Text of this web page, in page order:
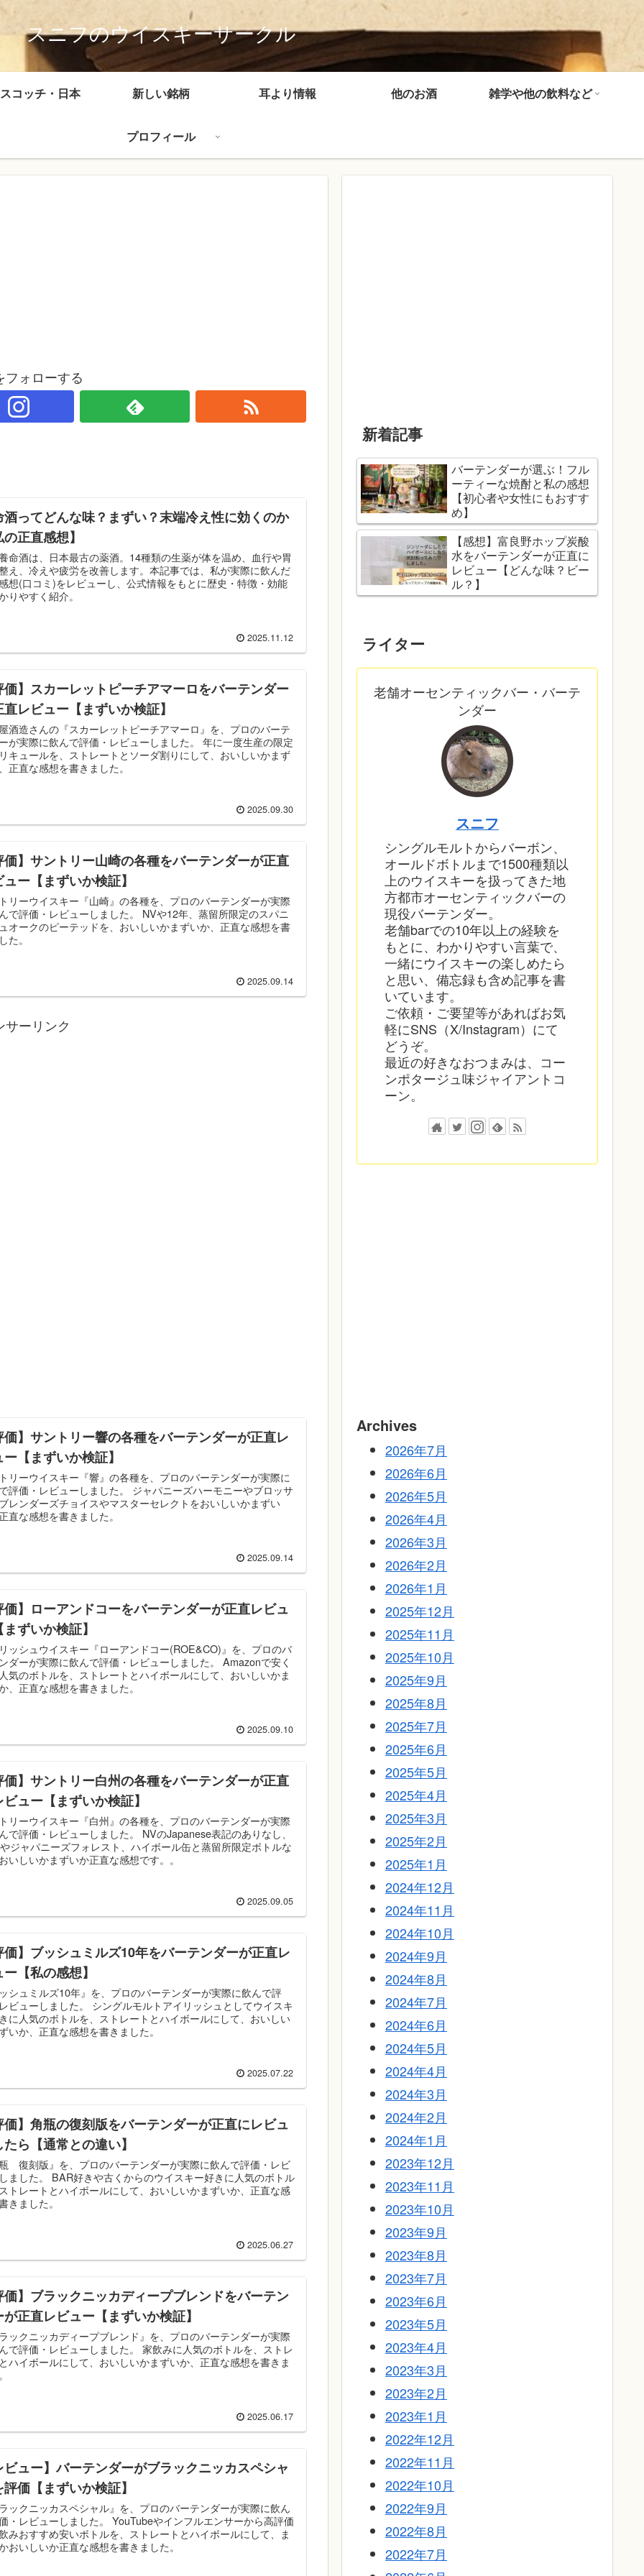
スニフのウイスキーサークル
コッチ・日本 新しい銘柄 耳より情報 他のお酒 雑学や他の飲料など
プロフィール
フォローする
酒ってどんな味？まずい？末端冷え性に効くのか
正直感想】
命酒は、日本最古の薬酒。14種類の生薬が体を温め、血行や胃
え、冷えや疲労を改善します。本記事では、私が実際に飲んだ
想(口コミ)をレビューし、公式情報をもとに歴史・特徴・効能
りやすく紹介。
2025.11.12
価】スカーレットピーチアマーロをバーテンダー
レビュー【まずいか検証】
酒造さんの『スカーレットピーチアマーロ』を、プロのバーテ
が実際に飲んで評価・レビューしました。 年に一度生産の限定
キュールを、ストレートとソーダ割りにして、おいしいかまず
正直な感想を書きました。
2025.09.30
価】サントリー山崎の各種をバーテンダーが正直
ー【まずいか検証】
リーウイスキー『山崎』の各種を、プロのバーテンダーが実際
で評価・レビューしました。 NVや12年、蒸留所限定のスパニ
オークのピーテッドを、おいしいかまずいか、正直な感想を書
た。
2025.09.14
サーリンク
価】サントリー響の各種をバーテンダーが正直レ
【まずいか検証】
リーウイスキー『響』の各種を、プロのバーテンダーが実際に
評価・レビューしました。 ジャパニーズハーモニーやブロッサ
レンダーズチョイスやマスターセレクトをおいしいかまずい
直な感想を書きました。
2025.09.14
価】ローアンドコーをバーテンダーが正直レビュ
ずいか検証】
ッシュウイスキー『ローアンドコー(ROE&CO)』を、プロのバ
ダーが実際に飲んで評価・レビューしました。 Amazonで安く
気のボトルを、ストレートとハイボールにして、おいしいかま
、正直な感想を書きました。
2025.09.10
価】サントリー白州の各種をバーテンダーが正直
ュー【まずいか検証】
リーウイスキー『白州』の各種を、プロのバーテンダーが実際
で評価・レビューしました。 NVのJapanese表記のありなし、
ジャパニーズフォレスト、ハイボール缶と蒸留所限定ボトルな
いしいかまずいか正直な感想です。。
2025.09.05
価】ブッシュミルズ10年をバーテンダーが正直レ
【私の感想】
シュミルズ10年』を、プロのバーテンダーが実際に飲んで評
ビューしました。 シングルモルトアイリッシュとしてウイスキ
に人気のボトルを、ストレートとハイボールにして、おいしい
いか、正直な感想を書きました。
2025.07.22
価】角瓶の復刻版をバーテンダーが正直にレビュ
ら【通常との違い】
復刻版』を、プロのバーテンダーが実際に飲んで評価・レビ
ました。 BAR好きや古くからのウイスキー好きに人気のボトル
トレートとハイボールにして、おいしいかまずいか、正直な感
きました。
2025.06.27
価】ブラックニッカディープブレンドをバーテン
が正直レビュー【まずいか検証】
ックニッカディープブレンド』を、プロのバーテンダーが実際
で評価・レビューしました。 家飲みに人気のボトルを、ストレ
ハイボールにして、おいしいかまずいか、正直な感想を書きま
2025.06.17
ビュー】バーテンダーがブラックニッカスペシャ
価【まずいか検証】
ックニッカスペシャル』を、プロのバーテンダーが実際に飲ん
・レビューしました。 YouTubeやインフルエンサーから高評価
みおすすめ安いボトルを、ストレートとハイボールにして、ま
おいしいか正直な感想を書きました。
新着記事
バーテンダーが選ぶ！フル
ーティーな焼酎と私の感想
【初心者や女性にもおすす
め】
【感想】富良野ホップ炭酸
水をバーテンダーが正直に
レビュー【どんな味？ビー
ル？】
ライター
老舗オーセンティックバー・バーテ
ンダー
スニフ
シングルモルトからバーボン、
オールドボトルまで1500種類以
上のウイスキーを扱ってきた地
方都市オーセンティックバーの
現役バーテンダー。
老舗barでの10年以上の経験を
もとに、わかりやすい言葉で、
一緒にウイスキーの楽しめたら
と思い、備忘録も含め記事を書
いています。
ご依頼・ご要望等があればお気
軽にSNS（X/Instagram）にて
どうぞ。
最近の好きなおつまみは、コー
ンポタージュ味ジャイアントコ
ーン。
Archives
2026年7月
2026年6月
2026年5月
2026年4月
2026年3月
2026年2月
2026年1月
2025年12月
2025年11月
2025年10月
2025年9月
2025年8月
2025年7月
2025年6月
2025年5月
2025年4月
2025年3月
2025年2月
2025年1月
2024年12月
2024年11月
2024年10月
2024年9月
2024年8月
2024年7月
2024年6月
2024年5月
2024年4月
2024年3月
2024年2月
2024年1月
2023年12月
2023年11月
2023年10月
2023年9月
2023年8月
2023年7月
2023年6月
2023年5月
2023年4月
2023年3月
2023年2月
2023年1月
2022年12月
2022年11月
2022年10月
2022年9月
2022年8月
2022年7月